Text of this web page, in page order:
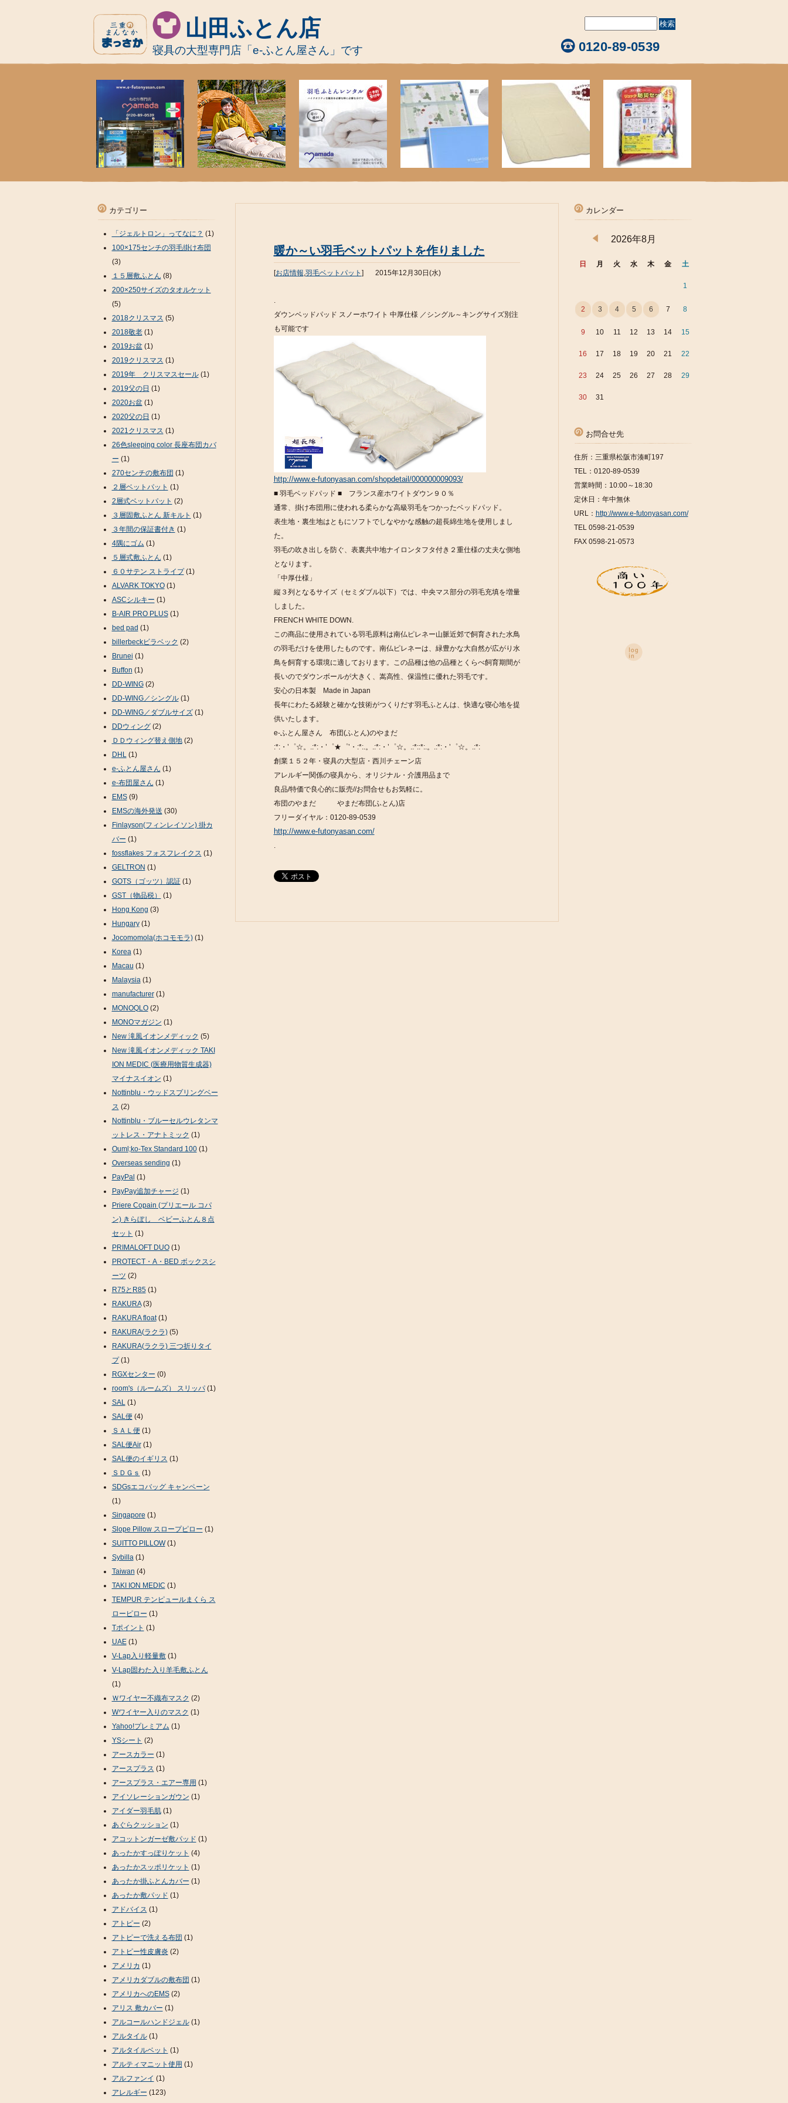
山田ふとん店
寝具の大型専門店「e-ふとん屋さん」です 0120-89-0539
暖か～い羽毛ベットパットを作りました
[お店情報,羽毛ベットパット ] 2015年12月30日(水)
.
ダウンベッドパッド スノーホワイト 中厚仕様 ／シングル～キングサイズ別注
も可能です
http://www.e-futonyasan.com/shopdetail/000000009093/
■ 羽毛ベッドパッド ■ フランス産ホワイトダウン９０％
通常、掛け布団用に使われる柔らかな高級羽毛をつかったベッドパッド。
表生地・裏生地はともにソフトでしなやかな感触の超長綿生地を使用しまし
た。
羽毛の吹き出しを防ぐ、表裏共中地ナイロンタフタ付き２重仕様の丈夫な側地
となります。
「中厚仕様」
縦３列となるサイズ（セミダブル以下）では、中央マス部分の羽毛充填を増量
しました。
FRENCH WHITE DOWN.
この商品に使用されている羽毛原料は南仏ピレネー山脈近郊で飼育された水鳥
の羽毛だけを使用したものです。南仏ピレネーは、緑豊かな大自然が広がり水
鳥を飼育する環境に適しております。この品種は他の品種とくらべ飼育期間が
長いのでダウンボールが大きく、嵩高性、保温性に優れた羽毛です。
安心の日本製 Made in Japan
長年にわたる経験と確かな技術がつくりだす羽毛ふとんは、快適な寝心地を提
供いたします。
e-ふとん屋さん 布団(ふとん)のやまだ
:*:・’゜☆。.:*:・’゜★゜’・:*:.。.:*:・’゜☆。.:*::*:.。.:*:・’゜☆。.:*:
創業１５２年・寝具の大型店・西川チェーン店
アレルギー関係の寝具から、オリジナル・介護用品まで
良品/特価で良心的に販売//お問合せもお気軽に。
布団のやまだ やまだ布団(ふとん)店
フリーダイヤル：0120-89-0539
http://www.e-futonyasan.com/
.
カテゴリー
「ジェルトロン」ってなに？ (1)
100×175センチの羽毛掛け布団
(3)
１５層敷ふとん (8)
200×250サイズのタオルケット
(5)
2018クリスマス (5)
2018敬老(1)
2019お盆(1)
2019クリスマス (1)
2019年 クリスマスセール(1)
2019父の日 (1)
2020お盆(1)
2020父の日 (1)
2021クリスマス (1)
26色sleeping color 長座布団カバ
ー (1)
270センチの敷布団 (1)
２層ベットパット (1)
2層式ベットパット (2)
３層固敷ふとん 新キルト (1)
３年間の保証書付き (1)
4隅にゴム (1)
５層式敷ふとん (1)
６０サテン ストライプ(1)
ALVARK TOKYO(1)
ASCシルキー (1)
B-AIR PRO PLUS(1)
bed pad (1)
billerbeckビラベック (2)
Brunei (1)
Buffon (1)
DD-WING(2)
DD-WING／シングル(1)
DD-WING／ダブルサイズ(1)
DDウィング(2)
ＤＤウィング替え側地(2)
DHL(1)
e-ふとん屋さん (1)
e-布団屋さん (1)
EMS(9)
EMSの海外発送 (30)
Finlayson(フィンレイソン) 掛カ
バー (1)
fossflakes フォスフレイクス (1)
GELTRON (1)
GOTS（ゴッツ）認証(1)
GST（物品税）
(1)
Hong Kong (3)
Hungary(1)
Jocomomola(ホコモモラ)(1)
Korea(1)
Macau (1)
Malaysia(1)
manufacturer(1)
MONOQLO(2)
MONOマガジン (1)
New 滝風イオンメディック (5)
New 滝風イオンメディック TAKI
ION MEDIC (医療用物質生成器)
マイナスイオン (1)
Nottinblu・ウッドスプリングベー
ス (2)
Nottinblu・ブルーセルウレタンマ
ットレス・アナトミック (1)
Ouml;ko-Tex Standard 100(1)
Overseas sending (1)
PayPal (1)
PayPay追加チャージ (1)
Priere Copain (プリエール コパ
ン) きらぼし ベビーふとん８点
セット (1)
PRIMALOFT DUO(1)
PROTECT・A・BED ボックスシ
ーツ (2)
R75とR85(1)
RAKURA(3)
RAKURA float(1)
RAKURA(ラクラ)(5)
RAKURA(ラクラ) 三つ折りタイ
プ(1)
RGXセンター (0)
room's（ルームズ） スリッパ(1)
SAL(1)
SAL便(4)
ＳＡＬ便(1)
SAL便Air(1)
SAL便のイギリス (1)
ＳＤＧｓ (1)
SDGsエコバッグ キャンペーン
(1)
Singapore (1)
Slope Pillow スロープピロー (1)
SUITTO PILLOW(1)
Sybilla(1)
Taiwan (4)
TAKI ION MEDIC (1)
TEMPUR テンピュールまくら ス
ローピロー (1)
Tポイント (1)
UAE(1)
V-Lap入り軽量敷(1)
V-Lap固わた入り羊毛敷ふとん
(1)
Ｗワイヤー不織布マスク (2)
Wワイヤー入りのマスク (1)
Yahoo!プレミアム (1)
YSシート (2)
アースカラー (1)
アースプラス (1)
アースプラス・エアー専用 (1)
アイソレーションガウン (1)
アイダー羽毛肌(1)
あぐらクッション (1)
アコットンガーゼ敷パッド (1)
あったかすっぽりケット (4)
あったかスッポリケット (1)
あったか掛ふとんカバー (1)
あったか敷パッド (1)
アドバイス (1)
アトピー (2)
アトピーで洗える布団 (1)
アトピー性皮膚炎 (2)
アメリカ (1)
アメリカダブルの敷布団 (1)
アメリカへのEMS(2)
アリス 敷カバー (1)
アルコールハンドジェル(1)
アルタイル(1)
アルタイルベット (1)
アルティマニット使用 (1)
アルファンイ (1)
アレルギー (123)
カレンダー
2026年8月
日 月 火 水 木 金 土
1
2 3 4 5 6 7 8
9 10 11 12 13 14 15
16 17 18 19 20 21 22
23 24 25 26 27 28 29
30 31
お問合せ先
住所：三重県松阪市湊町197
TEL：0120-89-0539
営業時間：10:00～18:30
定休日：年中無休
URL： http://www.e-futonyasan.com/
TEL 0598-21-0539
FAX 0598-21-0573